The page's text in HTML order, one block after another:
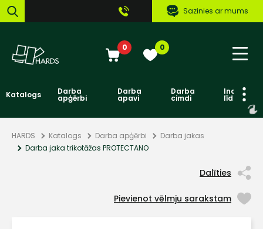
Sazinies ar mums
0 0
Katalogs Darba
apģērbi
Darba
apavi
Darba
cimdi līdzekļi
HARDS Katalogs Darba apģērbi
Darba jakas
Darba jaka trikotāžas PROTECTANO
Dalīties
Pievienot vēlmju sarakstam